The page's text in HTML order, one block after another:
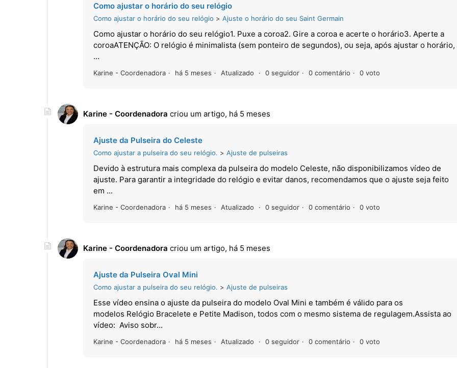
Como ajustar o horário do seu relógio
Como ajustar o horário do seu relógio Ajuste o horário do seu Saint Germain
Como ajustar o horário do seu relógio1. Puxe a coroa2. Gire a coroa e acerte o horário3. Aperte a
coroaATENÇÃO: O relógio é minimalista (sem ponteiro de segundos), ou seja, após ajustar o horário,
...
Karine - Coordenadora há 5 meses Atualizado 0 seguidor 0 comentário 0 voto
Karine - Coordenadora criou um artigo, há 5 meses
Ajuste da Pulseira do Celeste
Como ajustar a pulseira do seu relógio. Ajuste de pulseiras
Devido à estrutura mais complexa da pulseira do modelo Celeste, não disponibilizamos vídeo de
ajuste. Para garantir a integridade do relógio e evitar danos, recomendamos que o ajuste seja feito
em ...
Karine - Coordenadora há 5 meses Atualizado 0 seguidor 0 comentário 0 voto
Karine - Coordenadora criou um artigo, há 5 meses
Ajuste da Pulseira Oval Mini
Como ajustar a pulseira do seu relógio. Ajuste de pulseiras
Esse vídeo ensina o ajuste da pulseira do modelo Oval Mini e também é válido para os
modelos Relógio Bracelete e Petite Madison, todos com o mesmo sistema de regulagem.Assista ao
vídeo: Aviso sobr...
Karine - Coordenadora há 5 meses Atualizado 0 seguidor 0 comentário 0 voto